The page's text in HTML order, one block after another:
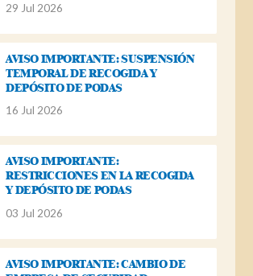
29 Jul 2026
AVISO IMPORTANTE: SUSPENSIÓN
TEMPORAL DE RECOGIDA Y
DEPÓSITO DE PODAS
16 Jul 2026
AVISO IMPORTANTE:
RESTRICCIONES EN LA RECOGIDA
Y DEPÓSITO DE PODAS
03 Jul 2026
AVISO IMPORTANTE: CAMBIO DE